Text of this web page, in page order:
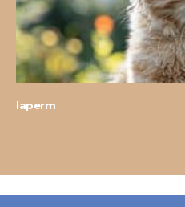
laperm